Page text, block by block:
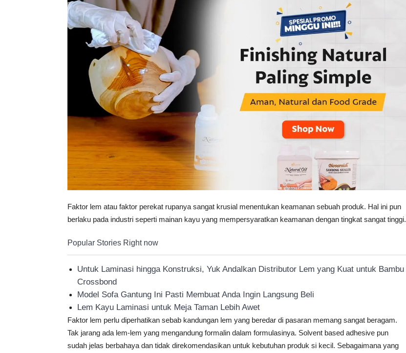
Faktor lem atau faktor perekat rupanya sangat krusial menentukan keamanan sebuah produk. Hal ini pun
berlaku pada industri seperti mainan kayu yang mempersyaratkan keamanan dengan tingkat sangat tinggi.
Popular Stories Right now
Untuk Laminasi hingga Konstruksi, Yuk Andalkan Distributor Lem yang Kuat untuk Bambu
Crossbond
Model Sofa Gantung Ini Pasti Membuat Anda Ingin Langsung Beli
Lem Kayu Laminasi untuk Meja Taman Lebih Awet
Faktor lem perlu diperhatikan sebab kandungan lem yang beredar di pasaran memang sangat beragam.
Tak jarang ada lem-lem yang mengandung formalin dalam formulasinya. Solvent based adhesive pun
sudah jelas berbahaya dan tidak direkomendasikan untuk kebutuhan produk si kecil. Sebagaimana yang